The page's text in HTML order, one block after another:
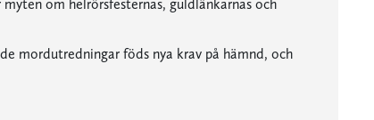
om helrörsfesternas, guldlänkarnas och
mordutredningar föds nya krav på hämnd, och